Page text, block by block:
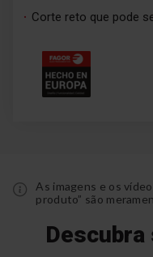
Corte reto que pode
As imagens e os
produto” são